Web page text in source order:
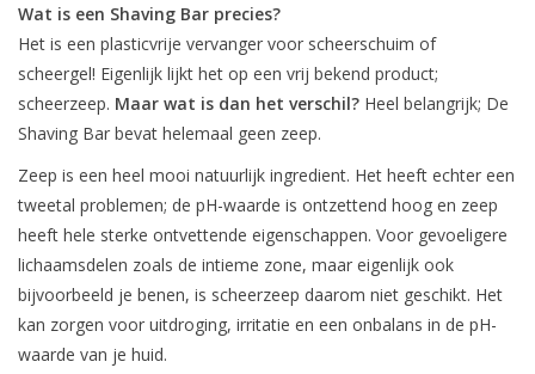
Baby & Kids
Cadeauboeken
Stationery & Gifts
Sieraden
Wat is een Shaving Bar precies?
Het is een plasticvrije vervanger voor scheerschuim of
scheergel! Eigenlijk lijkt het op een vrij bekend product;
scheerzeep. Maar wat is dan het verschil? Heel belangrijk; De
Shaving Bar bevat helemaal geen zeep.
Zeep is een heel mooi natuurlijk ingredient. Het heeft echter een
tweetal problemen; de pH-waarde is ontzettend hoog en zeep
heeft hele sterke ontvettende eigenschappen. Voor gevoeligere
lichaamsdelen zoals de intieme zone, maar eigenlijk ook
bijvoorbeeld je benen, is scheerzeep daarom niet geschikt. Het
kan zorgen voor uitdroging, irritatie en een onbalans in de pH-
waarde van je huid.